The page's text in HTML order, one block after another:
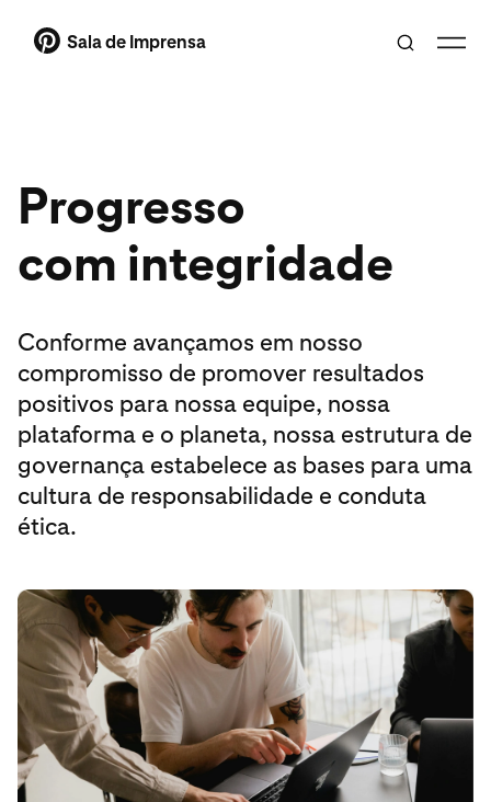
Sala de Imprensa
Progresso
com integridade
Conforme avançamos em nosso
compromisso de promover resultados
positivos para nossa equipe, nossa
plataforma e o planeta, nossa estrutura de
governança estabelece as bases para uma
cultura de responsabilidade e conduta
ética.